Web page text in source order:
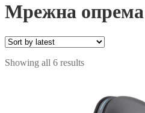
Мрежна опрема
Showing all 6 resultsSorted